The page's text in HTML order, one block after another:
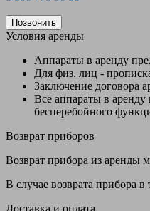
Позвонить
Условия аренды
Аппараты в аренду
Для физ. лиц -
Заключение договора
Все аппараты в
бесперебойного
Возврат приборов
Возврат прибора из аренды
В случае возврата прибора
Доставка и оплата